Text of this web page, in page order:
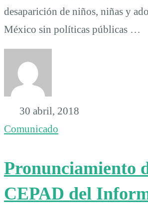
desaparición de niños, niñas y
México sin políticas públicas …
30 abril, 2018
Comunicado
Pronunciamiento
CEPAD del